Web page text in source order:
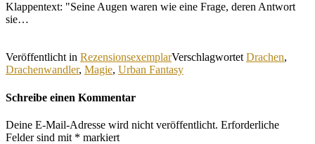
Klappentext: "Seine Augen waren wie eine Frage, deren Antwort
sie…
Veröffentlicht in RezensionsexemplarVerschlagwortet Drachen,
Drachenwandler, Magie, Urban Fantasy
Schreibe einen Kommentar
Deine E-Mail-Adresse wird nicht veröffentlicht. Erforderliche
Felder sind mit * markiert